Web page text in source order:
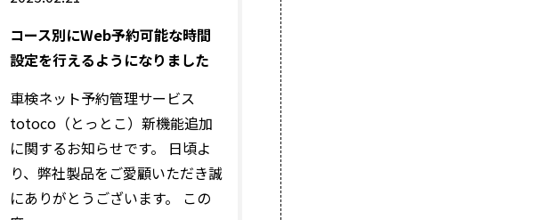
コース別にWeb予約可能な時間
設定を行えるようになりました
車検ネット予約管理サービス
totoco（とっとこ）新機能追加
に関するお知らせです。 日頃よ
り、弊社製品をご愛顧いただき誠
にありがとうございます。 この